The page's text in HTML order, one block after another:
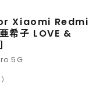
Xiaomi Redmi
希子 LOVE &
5G